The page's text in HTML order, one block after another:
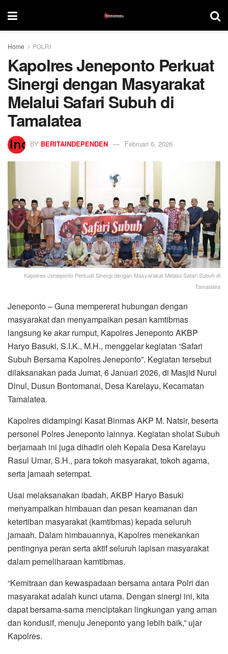
Home POLRI
Kapolres Jeneponto Perkuat
Sinergi dengan Masyarakat
Melalui Safari Subuh di
Tamalatea
BY BERITAINDEPENDEN Februari 6, 2026
Kapolres Jeneponto Perkuat Sinergi dengan Masyarakat Melalui Safari Subuh di
Tamalatea
Jeneponto – Guna mempererat hubungan dengan
masyarakat dan menyampaikan pesan kamtibmas
langsung ke akar rumput, Kapolres Jeneponto AKBP
Haryo Basuki, S.I.K., M.H., menggelar kegiatan “Safari
Subuh Bersama Kapolres Jeneponto”. Kegiatan tersebut
dilaksanakan pada Jumat, 6 Januari 2026, di Masjid Nurul
Dinul, Dusun Bontomanai, Desa Karelayu, Kecamatan
Tamalatea.
Kapolres didampingi Kasat Binmas AKP M. Natsir, beserta
personel Polres Jeneponto lainnya. Kegiatan sholat Subuh
berjamaah ini juga dihadiri oleh Kepala Desa Karelayu
Rasul Umar, S.H., para tokoh masyarakat, tokoh agama,
serta jamaah setempat.
Usai melaksanakan ibadah, AKBP Haryo Basuki
menyampaikan himbauan dan pesan keamanan dan
ketertiban masyarakat (kamtibmas) kepada seluruh
jamaah. Dalam himbauannya, Kapolres menekankan
pentingnya peran serta aktif seluruh lapisan masyarakat
dalam pemeliharaan kamtibmas.
“Kemitraan dan kewaspadaan bersama antara Polri dan
masyarakat adalah kunci utama. Dengan sinergi ini, kita
dapat bersama-sama menciptakan lingkungan yang aman
dan kondusif, menuju Jeneponto yang lebih baik,” ujar
Kapolres.